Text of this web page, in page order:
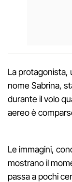
La protagonista,
nome Sabrina,
durante il volo
aereo è
Le immagini,
mostrano il
passa a pochi